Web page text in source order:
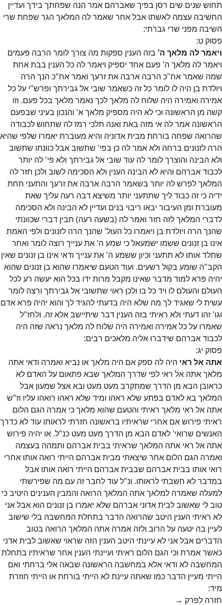
תחוש שנים שים רסן בפיך שאברהם אמר הנה שפחתך בידך ועדיין
החשיבה עצמה לאשתו אבל אחר שאמר לה המלאך הגר שפחת שרי
השיבה מפני שרי גברתי:
פסוק ט:
ויאמר לה מלאך ה' בזה הענין ספקות מה צורך לומר הרבה פעמים
ויאמר לה מלאך ה' פעם אחד יספיק ויאמר לה כל הענין בבת אחת
שמה שאמר אח"כ הרבה ארבה את זרעך ואמר אח"כ הנך הרה
ויולדת בן היה לו לומר כל זה כשאמר שובי אל גבירתך ופרש"י על כל
אמירה ואמירה היה שלוח לה מלאך לכך נאמר מלאך בכל פעם. וזו
קשה מן הראשונה וכי לא היה מספיק מלאך א' והנכון בעיני שבפעם
הראשונה אמר לה אי מזה באת ואנה תלכי רמז לה שתחוש לכבודה
שהרואה שפחה בורחת מבית אדוניה והיא מעוברת יאמרו שלפי שהיא
הרה לזנונים ברחה ולא אמר לה כן בפי' שתשוב אבל כוונתו שתשוב
ולא הבינה והוצרך לומר לה עוד שובי אל גבירתך ולא פי' לה יותר
לכבוד אברהם והיא לא הבינה הענין ולא הסכימה לשוב ולכן חזר לה
המלאך לפרש לה יותר בשאמר הרבה ארבה את זרעך והתעני תחת
ידיה כי זה כבוד ליך שתתעני יותר משיצא דבה רעה עליך שאת
מעוברת ומן העיבור יבאו ריבוי בנים ועדיין לא הבינה ולא הסכימה
לדברי המלאך לזה חזר ואמר לה (בשעה רעה) תבין דברי שכוונתי
שהנך הרה ויולדת בן ויאמרו כל העול' שהנך הרה לזנונים ולפי האמת
אינו בן זנונים ששמו ישמעאל כי שמע ה' את ענייך רוצה לומר ואחר
שתלד אותו לא תתעני וכיון ששמע ה' את ענייך ודאי אינו בן זנונים שאין
הקב"ה שומע בקול רשעים. ועוד הטעם שיאמרו שהוא בן זנונים שהוא
יהיה פרא למוד מדבר שאינו מקבל מרות ידו בכל הוא יעשה רע לכל
העולם והעולם לו ויד כל בו ולכן ראוי שתשובי אל גבירתך ורצה לומר
עשית לי שאגיד לך מה שלא היה בדעתי להגיד לך והוא יהיה פרא אדם
וגו' זהו דעתי ולא ראיתי בזה הענין דבר שיתיישב אלא זה. ולחז"ל
שאמרו על כל אמירה ואמירה היה שלוח לה מלאך נראה שזה היה
לכבוד אברהם שידברו אליה מלאכים רבים:
פסוק יג:
אתה אל ראי היה לה ספק אם היה מלאך או נביא ואמרה ודאי אתה
מלאך אתה אל ראי לפי שדרך המלאך שבא פתאום על האדם לא
כראובן הבא מן הדרך שמתקרב מעט מעט ובא אצל שמעון אבל
המלאך בא לאדם בפתע שלא ראהו ומיד שלא ראהו רואהו עליו וז"ש
אתה אל ראי מלאך ראיתי והטעם שהוא מלאך כי אמרה הגם הלום
ראיתי פירוש אם אחרי שראיתיו בראשונה חזרתי לראותו עוד לא כדרך
האנשים שרואי' לאדם הבא מן הדרך מעט מעט כנ"ל. או יהיה פירוש
אתה אל ראי אתה המלאך שראיתי בבית אברהם ותמהה בעצמה
ואמרה הגם הלום אחר שיצאתי מבית אברהם הייתי רואה אותו אחרי
רואי אותו בבית אברהם שבבית אברהם הייתי רואה אותו אבל
במדבר לא חשבתי לראותו. ונ"ל עוד לחבר זה עם מה שפירשתי
למעלה שאמרה למלאך אתה המלאך הרואה והמבין הענינים היטיב כי
טוב לי שאשוב לבית אדוני אברהם שלא יאמרו בן זנונים הוא אבל אני
לא ראיתי הענין היטב שהרואה הדבר בתחלת המחשבה בלי שישוב
לעיין בה יטעה על הרוב ולזה אמרה אתה המלאך הרואה בטוב
הדברים אבל אני לא עיינתי היטב הענין הזה שראוי שאשוב לבית אדני
כאשר אמרת וכי הגם הלום ראיתי ועיינתי הענין אחר שראיתיו בתחלת
המחשבה לא ודאי אלא במחשבה הראשונה שבאה אלי ברחתי ואם
הייתי מעיין הדבר כמו שאתה עיינת לא הייתי בורחת או הייתי חוזרת
מיד:
חזרה לפרק →